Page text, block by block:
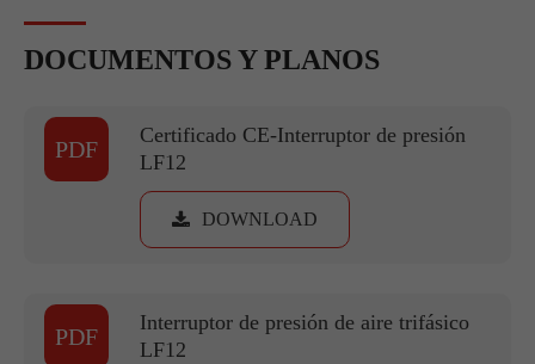
DOCUMENTOS Y PLANOS
PDF
Certificado CE-Interruptor de presión
LF12
DOWNLOAD
PDF
Interruptor de presión de aire trifásico
LF12